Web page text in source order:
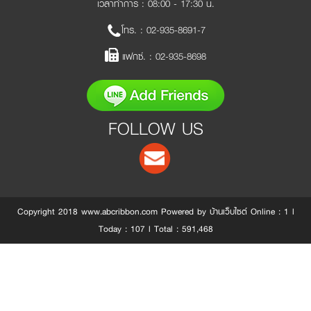
เวลาทำการ : 08:00 - 17:30 น.
โทร. : 02-935-8691-7
แฟกซ์. : 02-935-8698
FOLLOW US
Copyright 2018 www.abcribbon.com Powered by บ้านเว็บไซต์ Online : 1 l
Today : 107 l Total : 591,468